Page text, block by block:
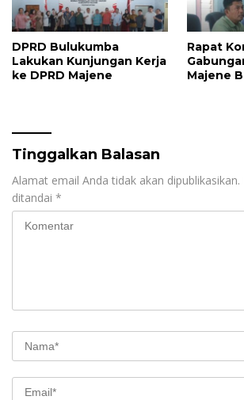
DPRD Bulukumba
Lakukan Kunjungan Kerja
ke DPRD Majene
Rapat
Majene
Tinggalkan Balasan
Alamat email Anda tidak akan dipublikasikan.
ditandai *